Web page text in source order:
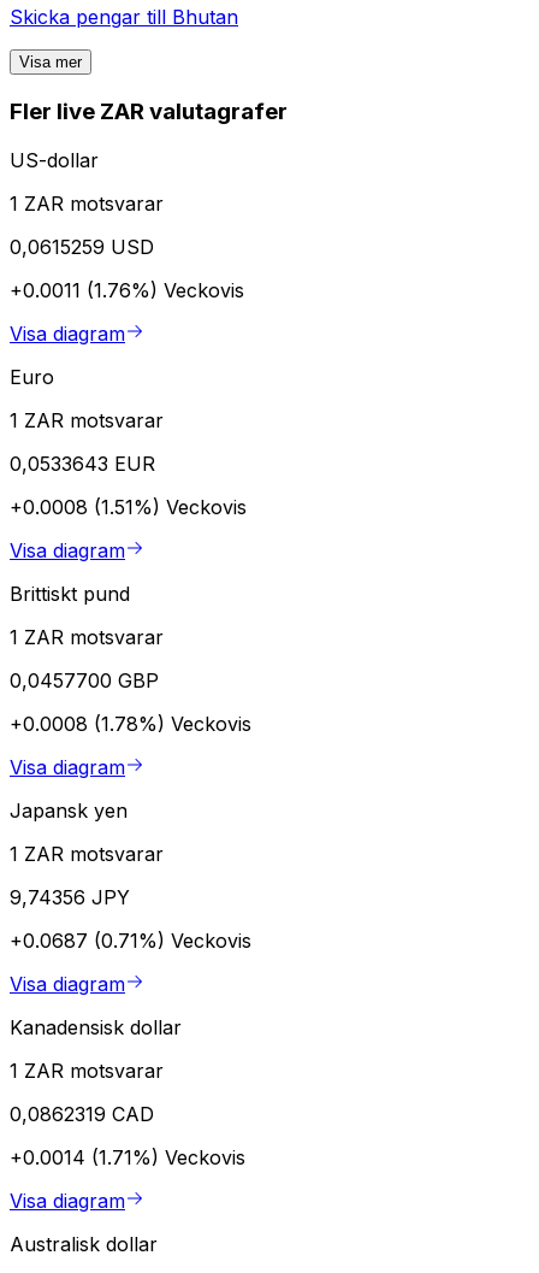
Skicka pengar till Bhutan
Visa mer
Fler live ZAR valutagrafer
US-dollar
1 ZAR motsvarar
0,0615259 USD
+0.0011 (1.76%) Veckovis
Visa diagram
Euro
1 ZAR motsvarar
0,0533643 EUR
+0.0008 (1.51%) Veckovis
Visa diagram
Brittiskt pund
1 ZAR motsvarar
0,0457700 GBP
+0.0008 (1.78%) Veckovis
Visa diagram
Japansk yen
1 ZAR motsvarar
9,74356 JPY
+0.0687 (0.71%) Veckovis
Visa diagram
Kanadensisk dollar
1 ZAR motsvarar
0,0862319 CAD
+0.0014 (1.71%) Veckovis
Visa diagram
Australisk dollar